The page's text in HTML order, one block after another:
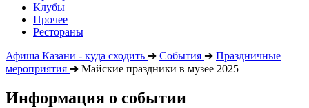
Клубы
Прочее
Рестораны
Афиша Казани - куда сходить ➔ События ➔ Праздничные
мероприятия ➔ Майские праздники в музее 2025
Информация о событии